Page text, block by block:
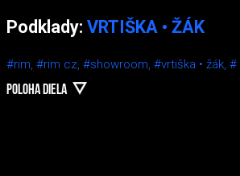
Podklady: VRTIŠKA • ŽÁK
#rim, #rim cz, #showroom, #vrtiška • žák, #
POLOHA DIELA